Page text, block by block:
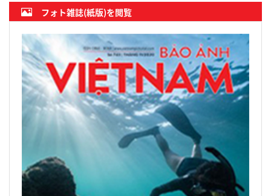
フォト雑誌(紙版)を閲覧